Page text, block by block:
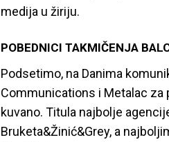
medija u žiriju.
POBEDNICI TAKMIČENJA
Podsetimo, na Danima
Communications i Metalac
kuvano. Titula najbolje
Bruketa&Žinić&Grey, a